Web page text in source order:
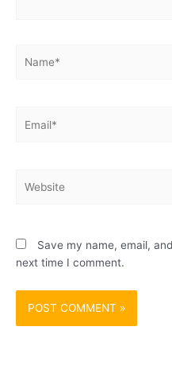
Save my name, email,
next time I comment.